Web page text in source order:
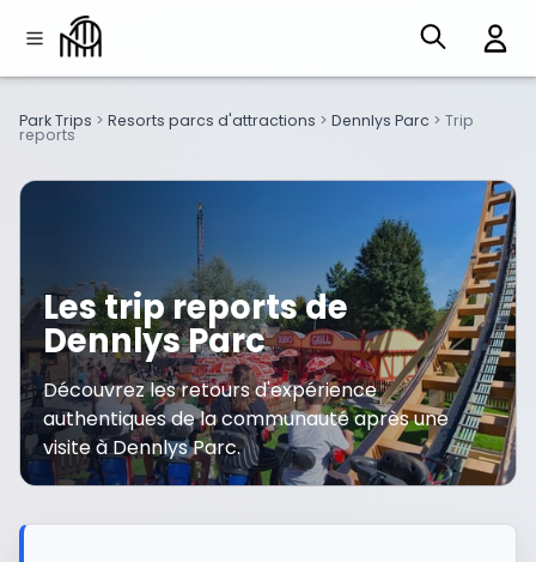
Park Trips > Resorts parcs d'attractions > Dennlys Parc > Trip
reports
Les trip reports de
Dennlys Parc
Découvrez les retours d'expérience
authentiques de la communauté après une
visite à Dennlys Parc.